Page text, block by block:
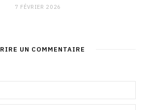
7 FÉVRIER 2026
UN COMMENTAIRE